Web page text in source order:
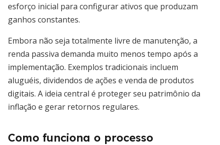
esforço inicial para configurar ativos que produzam
ganhos constantes.
Embora não seja totalmente livre de manutenção, a
renda passiva demanda muito menos tempo após a
implementação. Exemplos tradicionais incluem
aluguéis, dividendos de ações e venda de produtos
digitais. A ideia central é proteger seu patrimônio da
inflação e gerar retornos regulares.
Como funciona o processo